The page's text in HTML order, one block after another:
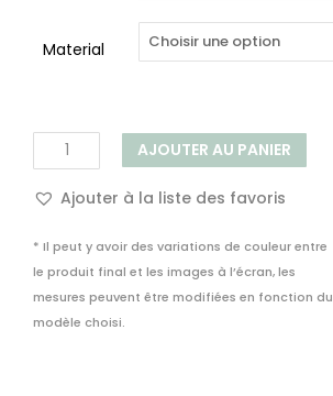
Material
quantité
de
Carreau
Adhésif
PVC
Amadora
AJOUTER AU PANIER
Ajouter à la liste des favoris
* Il peut y avoir des variations de couleur entre
le produit final et les images à l’écran, les
mesures peuvent être modifiées en fonction du
modèle choisi.